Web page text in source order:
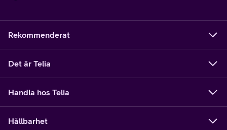
Rekommenderat
Det är Telia
Handla hos Telia
Hållbarhet